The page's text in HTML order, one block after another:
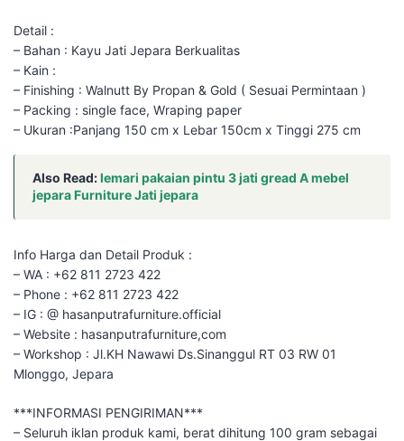
Detail :
– Bahan : Kayu Jati Jepara Berkualitas
– Kain :
– Finishing : Walnutt By Propan & Gold ( Sesuai Permintaan )
– Packing : single face, Wraping paper
– Ukuran :Panjang 150 cm x Lebar 150cm x Tinggi 275 cm
Also Read:lemari pakaian pintu 3 jati gread A mebel
jepara Furniture Jati jepara
Info Harga dan Detail Produk :
– WA : +62 811 2723 422
– Phone : +62 811 2723 422
– IG : @ hasanputrafurniture.official
– Website : hasanputrafurniture,com
– Workshop : Jl.KH Nawawi Ds.Sinanggul RT 03 RW 01
Mlonggo, Jepara
***INFORMASI PENGIRIMAN***
– Seluruh iklan produk kami, berat dihitung 100 gram sebagai